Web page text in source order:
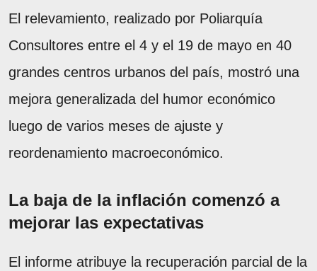
El relevamiento, realizado por Poliarquía
Consultores entre el 4 y el 19 de mayo en 40
grandes centros urbanos del país, mostró una
mejora generalizada del humor económico
luego de varios meses de ajuste y
reordenamiento macroeconómico.
La baja de la inflación comenzó a
mejorar las expectativas
El informe atribuye la recuperación parcial de la